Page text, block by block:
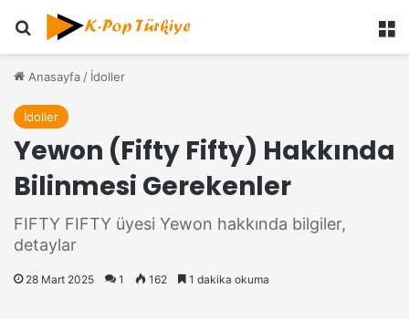
Anasayfa / İdoller
İdoller
Yewon (Fifty Fifty) Hakkında
Bilinmesi Gerekenler
FIFTY FIFTY üyesi Yewon hakkında bilgiler,
detaylar
28 Mart 2025 1 162 1 dakika okuma